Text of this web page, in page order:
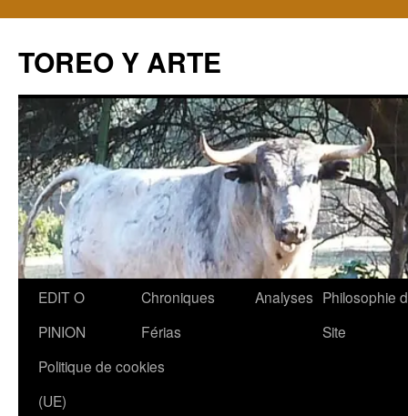
TOREO Y ARTE
Aller
contenu
EDIT O
PINION
Chroniques
Férias
Analyses Philosophie
Site
Politique de cookies
(UE)